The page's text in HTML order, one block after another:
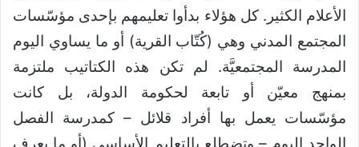
الأعلام الكثير. كل هؤلاء بدأوا تعليمهم بإحدى مؤسّسات
المجتمع المدني وهي (كُتّاب القرية) أو ما يساوي اليوم
المدرسة المجتمعيَّة. لم تكن هذه الكتاتيب ملتزمة
بمنهج معيّن أو تابعة لحكومة الدولة، بل كانت
مؤسّسات يعمل بها أفراد قلائل – كمدرسة الفصل
الواحد اليوم – وتضطلع بالتعليم الأساسي (أو ما يعرف